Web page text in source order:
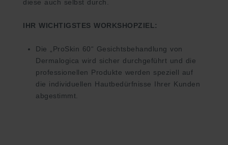
diese auch selbst durch.
IHR WICHTIGSTES WORKSHOPZIEL:
Die „ProSkin 60“ Gesichtsbehandlung von
Dermalogica wird sicher durchgeführt und die
professionellen Produkte werden speziell auf
die individuellen Hautbedürfnisse Ihrer Kunden
abgestimmt.